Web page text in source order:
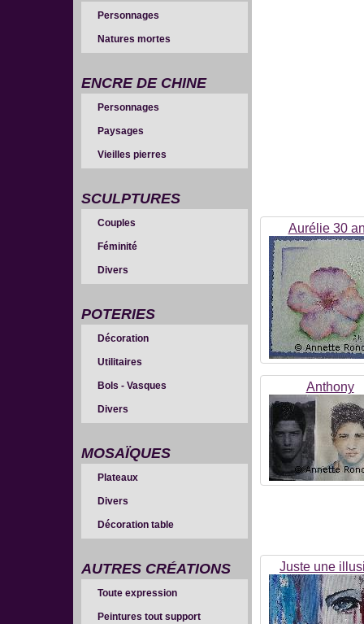
SANGUINES
Personnages
Natures mortes
ENCRE DE CHINE
Personnages
Paysages
Vieilles pierres
SCULPTURES
Couples
Féminité
Divers
POTERIES
Décoration
Utilitaires
Bols - Vasques
Divers
MOSAÏQUES
Plateaux
Divers
Décoration table
AUTRES CRÉATIONS
Toute expression
Peintures tout support
Aurélie 30
Anthony
Juste une